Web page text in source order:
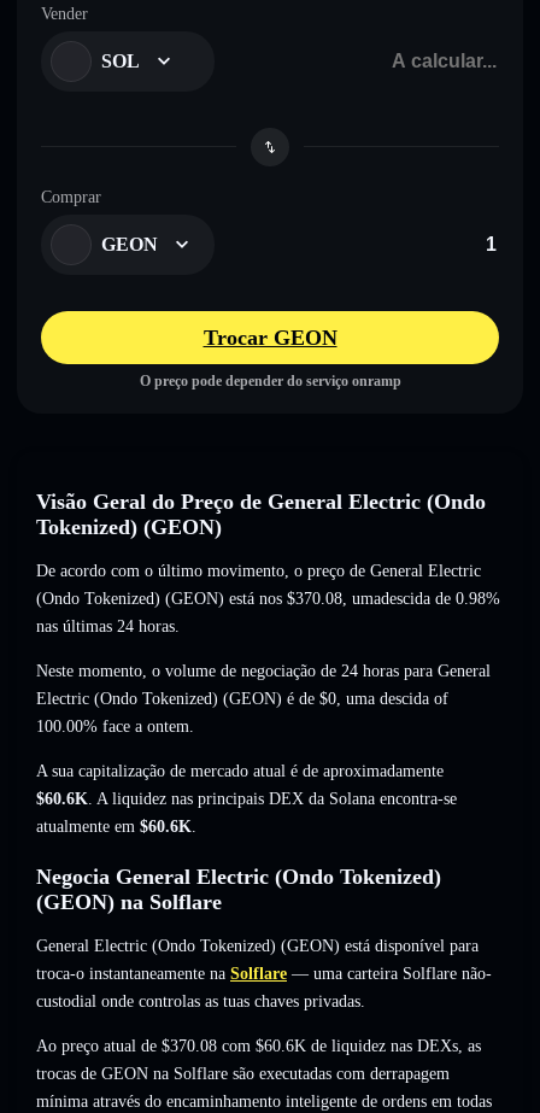
Vender
SOL
Comprar
GEON
Trocar GEON
O preço pode depender do serviço onramp
Visão Geral do Preço de General Electric (Ondo
Tokenized) (GEON)
De acordo com o último movimento, o preço de General Electric
(Ondo Tokenized) (GEON) está nos $370.08, umadescida de 0.98%
nas últimas 24 horas.
Neste momento, o volume de negociação de 24 horas para General
Electric (Ondo Tokenized) (GEON) é de $0, uma descida of
100.00% face a ontem.
A sua capitalização de mercado atual é de aproximadamente
$60.6K. A liquidez nas principais DEX da Solana encontra-se
atualmente em $60.6K.
Negocia General Electric (Ondo Tokenized)
(GEON) na Solflare
General Electric (Ondo Tokenized) (GEON) está disponível para
troca-o instantaneamente na Solflare — uma carteira Solflare não-
custodial onde controlas as tuas chaves privadas.
Ao preço atual de $370.08 com $60.6K de liquidez nas DEXs, as
trocas de GEON na Solflare são executadas com derrapagem
mínima através do encaminhamento inteligente de ordens em todas